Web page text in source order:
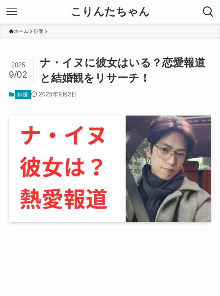
こりんたちゃん
ホーム 俳優
ナ・イヌに彼女はいる？恋愛報道
と結婚観をリサーチ！
2025
9/02
俳優 2025年9月2日